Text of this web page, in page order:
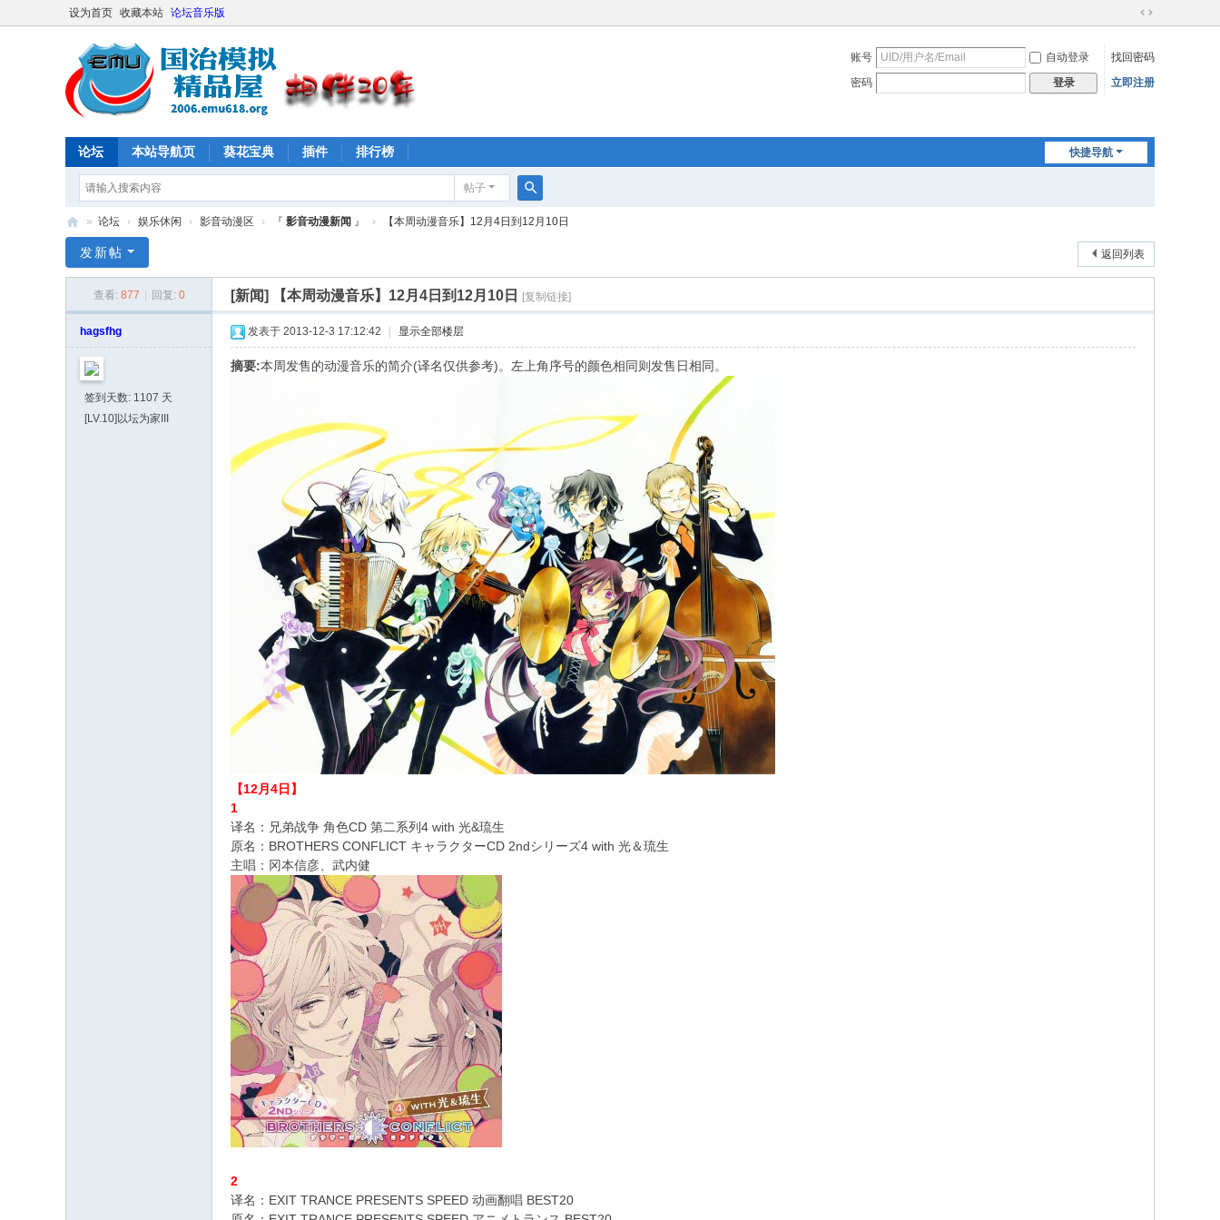
设为首页 收藏本站 论坛音乐版
切
到
宽
账号 自动登录
找回密码
密码
登录 立即注册
快捷导航
论坛 本站导航页 葵花宝典 插件 排行榜
帖子
搜
M
» 论坛 › 娱乐休闲 › 影音动漫区 › 『 影音动漫新闻 』 › 【本周动漫音乐】12月4日到12月10日
返回列表
发新帖
查看: 877 回复: 0 [新闻] 【本周动漫音乐】12月4日到12月10日 [复制链接]
hagsfhg
签到天数: 1107 天
[LV.10]以坛为家III
发表于 2013-12-3 17:12:42 显示全部楼层
摘要:本周发售的动漫音乐的简介(译名仅供参考)。左上角序号的颜色相同则发售日相同。
【12月4日】
1
译名：兄弟战争 角色CD 第二系列4 with 光&琉生
原名：BROTHERS CONFLICT キャラクターCD 2ndシリーズ4 with 光＆琉生
主唱：冈本信彦、武内健
2
译名：EXIT TRANCE PRESENTS SPEED 动画翻唱 BEST20